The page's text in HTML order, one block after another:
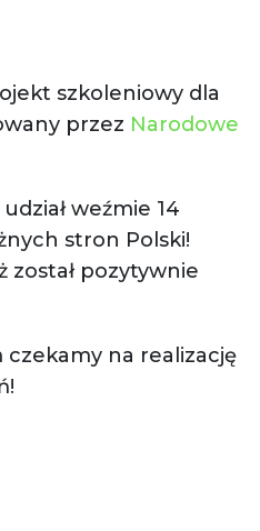
szkoleniowy dla
przez Narodowe
weźmie 14
stron Polski!
został pozytywnie
na realizację